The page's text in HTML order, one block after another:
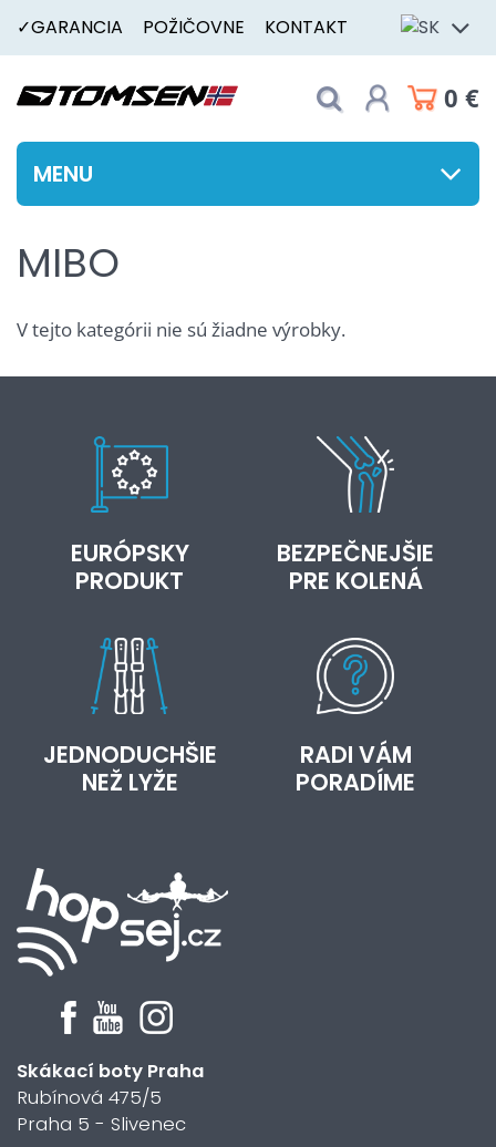
✓GARANCIA POŽIČOVNE KONTAKT
0 €
MENU
MIBO
V tejto kategórii nie sú žiadne výrobky.
EURÓPSKY
PRODUKT
BEZPEČNEJŠIE
PRE KOLENÁ
JEDNODUCHŠIE
NEŽ LYŽE
RADI VÁM
PORADÍME
Skákací boty Praha
Rubínová 475/5
Praha 5 - Slivenec